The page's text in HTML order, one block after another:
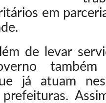
em
de levar
já atuam